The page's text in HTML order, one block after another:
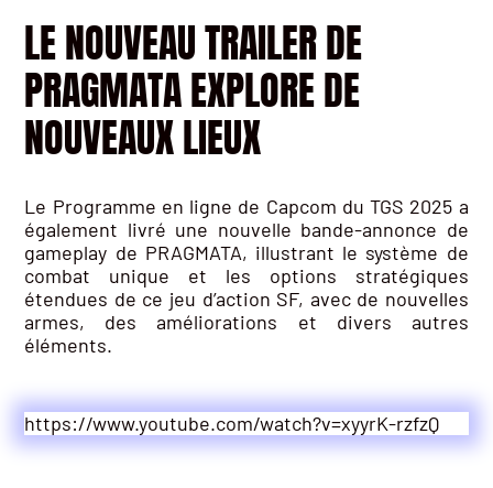
LE NOUVEAU TRAILER DE
PRAGMATA EXPLORE DE
NOUVEAUX LIEUX
Le Programme en ligne de Capcom du TGS 2025 a
également livré une nouvelle bande-annonce de
gameplay de PRAGMATA, illustrant le système de
combat unique et les options stratégiques
étendues de ce jeu d’action SF, avec de nouvelles
armes, des améliorations et divers autres
éléments.
https://www.youtube.com/watch?v=xyyrK-rzfzQ